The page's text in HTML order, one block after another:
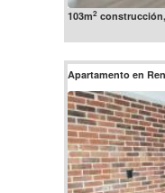
103m2construcción,
Apartamento en